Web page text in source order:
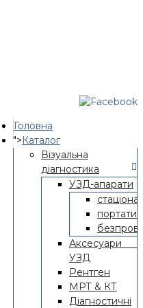
Головна
">Каталог
Візуальна
діагностика
УЗД-апарати
Аксесуари
УЗД
Рентген
МРТ & КТ
Діагностичні